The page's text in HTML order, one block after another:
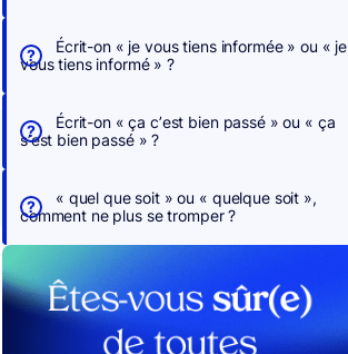
Écrit-on « je vous tiens informée » ou « je
vous tiens informé » ?
Écrit-on « ça c’est bien passé » ou « ça
s’est bien passé » ?
« quel que soit » ou « quelque soit »,
comment ne plus se tromper ?